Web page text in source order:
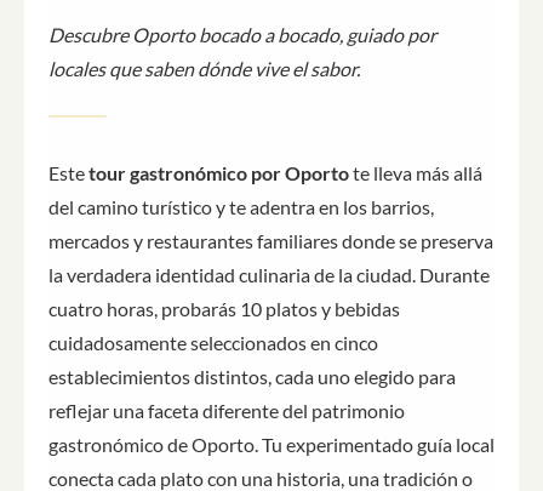
Descubre Oporto bocado a bocado, guiado por
locales que saben dónde vive el sabor.
Estetour gastronómico por Oportote lleva más allá
del camino turístico y te adentra en los barrios,
mercados y restaurantes familiares donde se preserva
la verdadera identidad culinaria de la ciudad. Durante
cuatro horas, probarás 10 platos y bebidas
cuidadosamente seleccionados en cinco
establecimientos distintos, cada uno elegido para
reflejar una faceta diferente del patrimonio
gastronómico de Oporto. Tu experimentado guía local
conecta cada plato con una historia, una tradición o